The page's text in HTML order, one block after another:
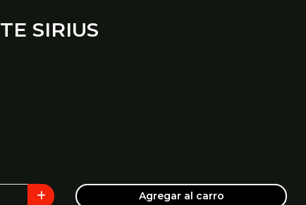
SIRIUS
Agregar al carro